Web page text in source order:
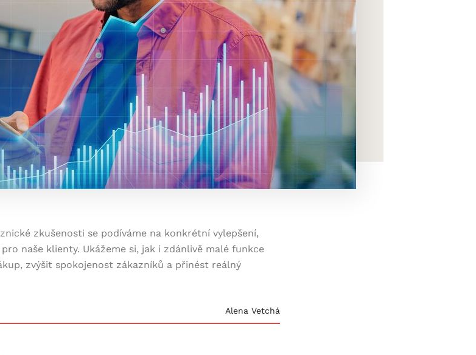
zkušenosti se podíváme na konkrétní vylepšení,
naše klienty. Ukážeme si, jak i zdánlivě malé funkce
zvýšit spokojenost zákazníků a přinést reálný
Alena Vetchá